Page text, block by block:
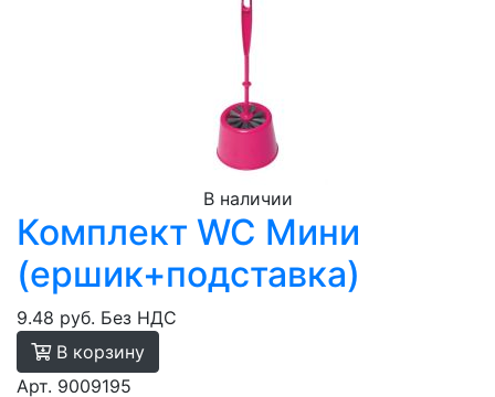
В наличии
Комплект WC Мини
(ершик+подставка)
9.48 руб. Без НДС
В корзину
Арт. 9009195